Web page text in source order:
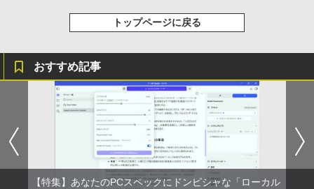
トップページに戻る
おすすめ記事
【特集】あなたのPCスペックにドンピシャな「ローカル